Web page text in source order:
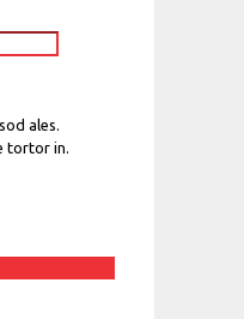
ales.
tortor in.